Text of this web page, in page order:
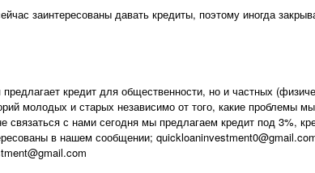
заинтересованы давать кредиты, поэтому иногда
кредит для общественности, но и частных
молодых и старых независимо от того, какие проблемы
связаться с нами сегодня мы предлагаем кредит под 3%,
в нашем сообщении;